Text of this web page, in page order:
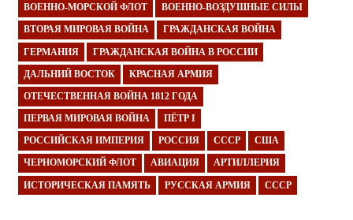
ВОЕННО-МОРСКОЙ ФЛОТ ВОЕННО-ВОЗДУШНЫЕ СИЛЫ
ВТОРАЯ МИРОВАЯ ВОЙНА ГРАЖДАНСКАЯ ВОЙНА
ГЕРМАНИЯ ГРАЖДАНСКАЯ ВОЙНА В РОССИИ
ДАЛЬНИЙ ВОСТОК КРАСНАЯ АРМИЯ
ОТЕЧЕСТВЕННАЯ ВОЙНА 1812 ГОДА
ПЕРВАЯ МИРОВАЯ ВОЙНА ПЁТР I
РОССИЙСКАЯ ИМПЕРИЯ РОССИЯ СССР США
ЧЕРНОМОРСКИЙ ФЛОТ АВИАЦИЯ АРТИЛЛЕРИЯ
ИСТОРИЧЕСКАЯ ПАМЯТЬ РУССКАЯ АРМИЯ СССР